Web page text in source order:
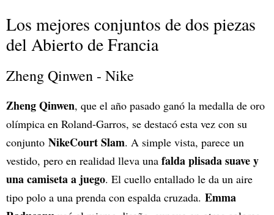
Los mejores conjuntos de dos piezas
del Abierto de Francia
Zheng Qinwen - Nike
Zheng Qinwen, que el año pasado ganó la medalla de oro
olímpica en Roland-Garros, se destacó esta vez con su
conjunto NikeCourt Slam. A simple vista, parece un
vestido, pero en realidad lleva una falda plisada suave y
una camiseta a juego. El cuello entallado le da un aire
tipo polo a una prenda con espalda cruzada. Emma